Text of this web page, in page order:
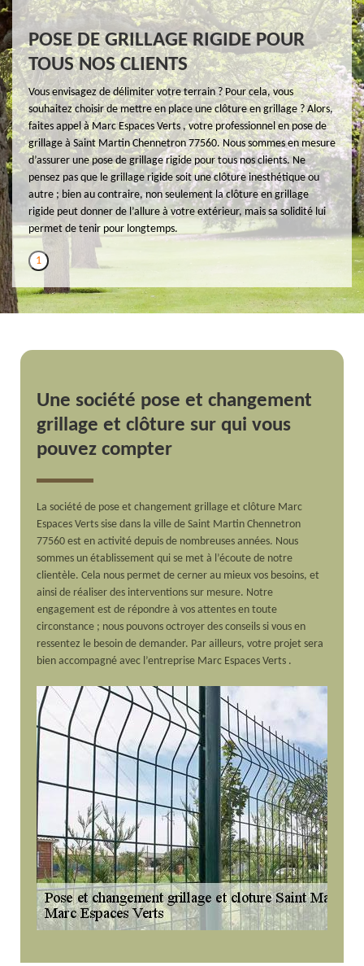
POSE DE GRILLAGE RIGIDE POUR
TOUS NOS CLIENTS
Vous envisagez de délimiter votre terrain ? Pour cela, vous
souhaitez choisir de mettre en place une clôture en grillage ? Alors,
faites appel à Marc Espaces Verts , votre professionnel en pose de
grillage à Saint Martin Chennetron 77560. Nous sommes en mesure
d’assurer une pose de grillage rigide pour tous nos clients. Ne
pensez pas que le grillage rigide soit une clôture inesthétique ou
autre ; bien au contraire, non seulement la clôture en grillage
rigide peut donner de l’allure à votre extérieur, mais sa solidité lui
permet de tenir pour longtemps.
1
Une société pose et changement
grillage et clôture sur qui vous
pouvez compter
La société de pose et changement grillage et clôture Marc
Espaces Verts sise dans la ville de Saint Martin Chennetron
77560 est en activité depuis de nombreuses années. Nous
sommes un établissement qui se met à l’écoute de notre
clientèle. Cela nous permet de cerner au mieux vos besoins, et
ainsi de réaliser des interventions sur mesure. Notre
engagement est de répondre à vos attentes en toute
circonstance ; nous pouvons octroyer des conseils si vous en
ressentez le besoin de demander. Par ailleurs, votre projet sera
bien accompagné avec l’entreprise Marc Espaces Verts .